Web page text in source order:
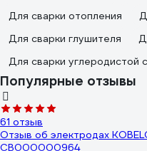
Для сварки отопления
Для сварки глушителя
Для сварки углеродистой
Популярные отзывы
61 отзыв
Отзыв об электродах
СВ000000964